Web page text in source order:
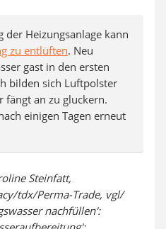
der Heizungsanlage kann
zu entlüften. Neu
gast in den ersten
bilden sich Luftpolster
fängt an zu gluckern.
einigen Tagen erneut
Steinfatt,
tdx/Perma-Trade, vgl/
nachfüllen':